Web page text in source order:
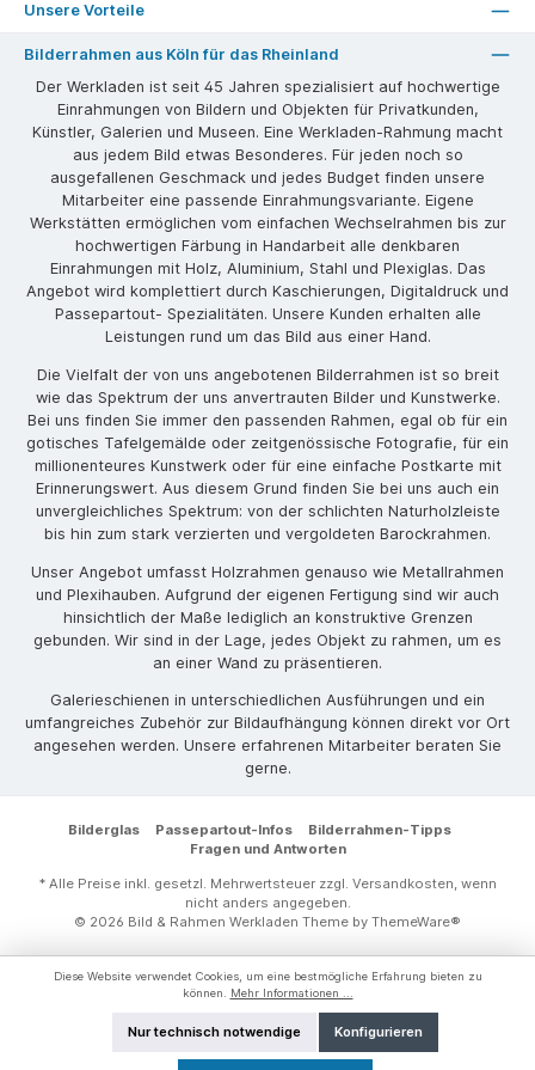
Unsere Vorteile
Bilderrahmen aus Köln für das Rheinland
Der Werkladen ist seit 45 Jahren spezialisiert auf hochwertige
Einrahmungen von Bildern und Objekten für Privatkunden,
Künstler, Galerien und Museen. Eine Werkladen-Rahmung macht
aus jedem Bild etwas Besonderes. Für jeden noch so
ausgefallenen Geschmack und jedes Budget finden unsere
Mitarbeiter eine passende Einrahmungsvariante. Eigene
Werkstätten ermöglichen vom einfachen Wechselrahmen bis zur
hochwertigen Färbung in Handarbeit alle denkbaren
Einrahmungen mit Holz, Aluminium, Stahl und Plexiglas. Das
Angebot wird komplettiert durch Kaschierungen, Digitaldruck und
Passepartout- Spezialitäten. Unsere Kunden erhalten alle
Leistungen rund um das Bild aus einer Hand.
Die Vielfalt der von uns angebotenen Bilderrahmen ist so breit
wie das Spektrum der uns anvertrauten Bilder und Kunstwerke.
Bei uns finden Sie immer den passenden Rahmen, egal ob für ein
gotisches Tafelgemälde oder zeitgenössische Fotografie, für ein
millionenteures Kunstwerk oder für eine einfache Postkarte mit
Erinnerungswert. Aus diesem Grund finden Sie bei uns auch ein
unvergleichliches Spektrum: von der schlichten Naturholzleiste
bis hin zum stark verzierten und vergoldeten Barockrahmen.
Unser Angebot umfasst Holzrahmen genauso wie Metallrahmen
und Plexihauben. Aufgrund der eigenen Fertigung sind wir auch
hinsichtlich der Maße lediglich an konstruktive Grenzen
gebunden. Wir sind in der Lage, jedes Objekt zu rahmen, um es
an einer Wand zu präsentieren.
Galerieschienen in unterschiedlichen Ausführungen und ein
umfangreiches Zubehör zur Bildaufhängung können direkt vor Ort
angesehen werden. Unsere erfahrenen Mitarbeiter beraten Sie
gerne.
Bilderglas Passepartout-Infos
Bilderrahmen-Tipps
Fragen und Antworten
* Alle Preise inkl. gesetzl. Mehrwertsteuer zzgl. Versandkosten, wenn
nicht anders angegeben.
© 2026 Bild & Rahmen Werkladen Theme by ThemeWare®
Diese Website verwendet Cookies, um eine bestmögliche Erfahrung bieten zu
können.
Mehr Informationen ...
Nur technisch notwendige Konfigurieren